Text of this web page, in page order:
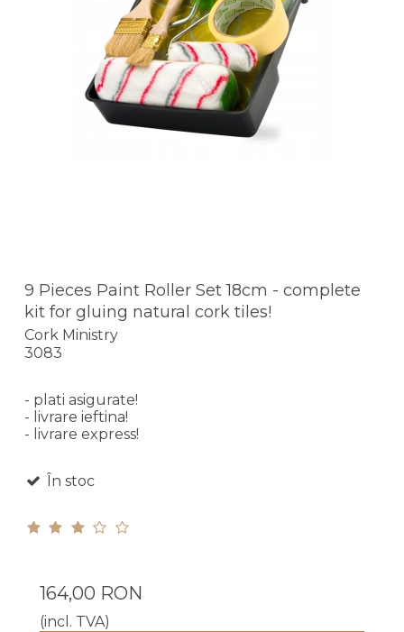
9 Pieces Paint Roller Set 18cm - complete
kit for gluing natural cork tiles!
Cork Ministry
3083
- plati asigurate!
- livrare ieftina!
- livrare express!
În stoc
164,00 RON
(incl. TVA)